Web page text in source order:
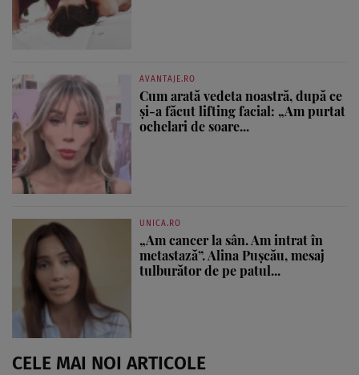
AVANTAJE.RO
Cum arată vedeta noastră, după ce
și-a făcut lifting facial: „Am purtat
ochelari de soare...
UNICA.RO
„Am cancer la sân. Am intrat în
metastază”. Alina Pușcău, mesaj
tulburător de pe patul...
CELE MAI NOI ARTICOLE